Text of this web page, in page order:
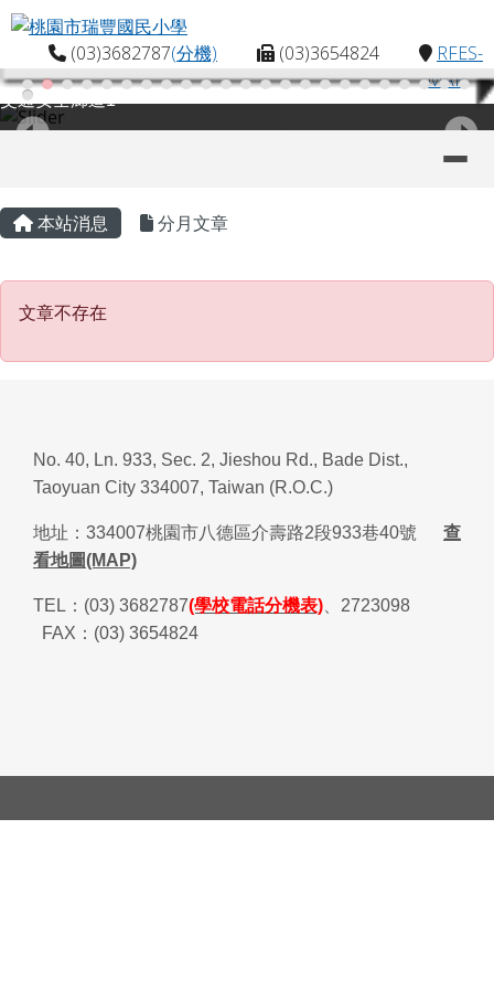
跳至主內容區
桃園市瑞豐國民小學
(03)3682787(分機) (03)3654824
RFES-
MAP
交通安全廊道1
主內容區域
本站消息 分月文章
文章不存在
文章不存在
頁尾區域
No. 40, Ln. 933, Sec. 2, Jieshou Rd., Bade Dist.,
Taoyuan City 334007, Taiwan (R.O.C.)
地址： 334007桃園市八德區介壽路2段933巷40號
查
看地圖(MAP)
TEL ： (03) 3682787(學校電話分機表)
2723098
FAX ： (03) 3654824